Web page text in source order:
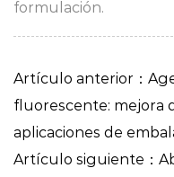
formulación.
Artículo anterior：
fluorescente: mejora
aplicaciones de
Artículo siguiente：